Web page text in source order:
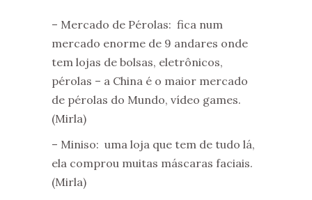
– Mercado de Pérolas: fica num
mercado enorme de 9 andares onde
tem lojas de bolsas, eletrônicos,
pérolas – a China é o maior mercado
de pérolas do Mundo, vídeo games.
(Mirla)
– Miniso: uma loja que tem de tudo lá,
ela comprou muitas máscaras faciais.
(Mirla)